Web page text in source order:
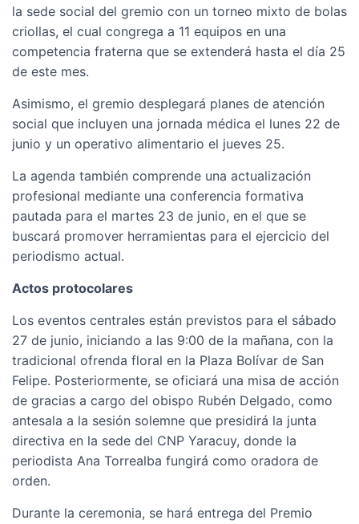
la sede social del gremio con un torneo mixto de bolas
criollas, el cual congrega a 11 equipos en una
competencia fraterna que se extenderá hasta el día 25
de este mes.
Asimismo, el gremio desplegará planes de atención
social que incluyen una jornada médica el lunes 22 de
junio y un operativo alimentario el jueves 25.
La agenda también comprende una actualización
profesional mediante una conferencia formativa
pautada para el martes 23 de junio, en el que se
buscará promover herramientas para el ejercicio del
periodismo actual.
Actos protocolares
Los eventos centrales están previstos para el sábado
27 de junio, iniciando a las 9:00 de la mañana, con la
tradicional ofrenda floral en la Plaza Bolívar de San
Felipe. Posteriormente, se oficiará una misa de acción
de gracias a cargo del obispo Rubén Delgado, como
antesala a la sesión solemne que presidirá la junta
directiva en la sede del CNP Yaracuy, donde la
periodista Ana Torrealba fungirá como oradora de
orden.
Durante la ceremonia, se hará entrega del Premio